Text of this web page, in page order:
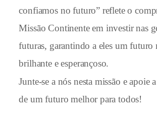
confiamos no futuro” reflete o
Missão Continente em investir nas
futuras, garantindo a eles um futuro
brilhante e esperançoso.
Junte-se a nós nesta missão e apoie
de um futuro melhor para todos!